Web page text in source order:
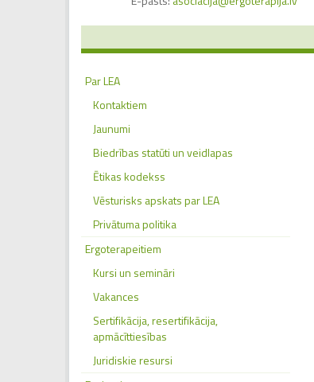
Par LEA
Kontaktiem
Jaunumi
Biedrības statūti un veidlapas
Ētikas kodekss
Vēsturisks apskats par LEA
Privātuma politika
Ergoterapeitiem
Kursi un semināri
Vakances
Sertifikācija, resertifikācija,
apmācīttiesības
Juridiskie resursi